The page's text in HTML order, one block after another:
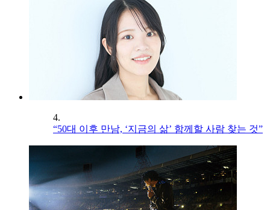
4.
“50대 이후 만남, ‘지금의 삶’ 함께할 사람 찾는 것”